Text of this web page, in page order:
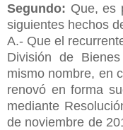
Segundo: Que, es
siguientes hechos
A.- Que el
División de
mismo nombre, en
renovó en forma
mediante
de noviembre de